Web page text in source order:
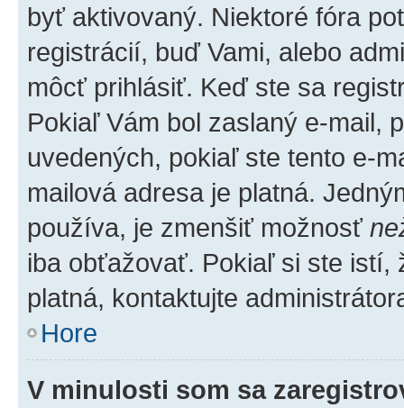
byť aktivovaný. Niektoré fóra
registrácií, buď Vami, alebo
môcť prihlásiť. Keď ste sa
Pokiaľ Vám bol zaslaný e-mail,
uvedených, pokiaľ ste tento e-
mailová adresa je platná.
používa, je zmenšiť možnosť
iba obťažovať. Pokiaľ si ste istí,
platná, kontaktujte
Hore
V minulosti som sa